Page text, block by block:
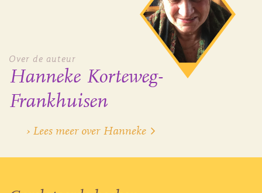
Over de auteur
Hanneke Korteweg-
Frankhuisen
› Lees meer over Hanneke